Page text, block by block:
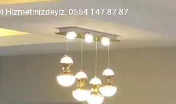
Hizmetinizdeyiz. 0554 147 87 87